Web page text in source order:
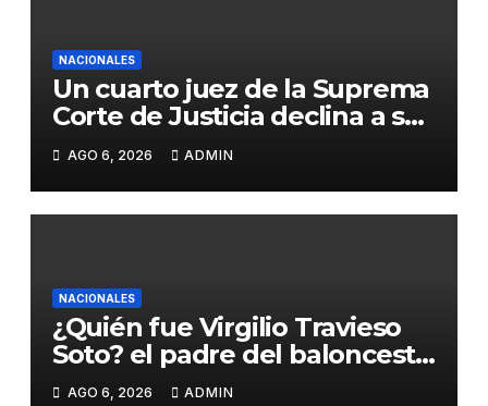
NACIONALES
Un cuarto juez de la Suprema
Corte de Justicia declina a ser
evaluado por el CNM
AGO 6, 2026 ADMIN
NACIONALES
¿Quién fue Virgilio Travieso
Soto? el padre del baloncesto
dominicano
AGO 6, 2026 ADMIN